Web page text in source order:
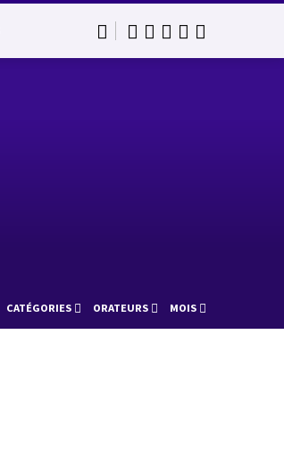
CATÉGORIES ORATEURS MOIS